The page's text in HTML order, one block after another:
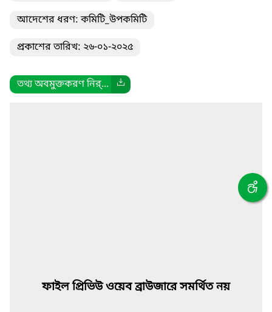
আদেশের ধরণ: কমিটি_উপকমিটি
প্রকাশের তারিখ: ২৬-০১-২০২৫
তথ্য অবমুক্তকরণ নির্...
ফাইল প্রিভিউ ওয়েব ব্রাউজারে সমর্থিত নয়